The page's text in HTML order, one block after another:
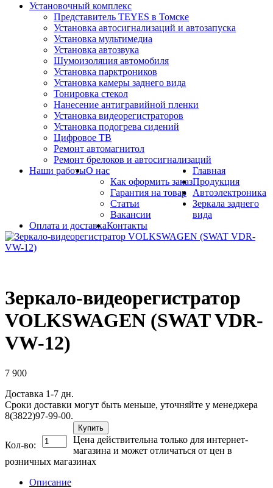
Установочный комплекс
Представитель TEYES в Томске
Установка автосигнализаций и автозапуска
Установка мультимедиа
Установка автозвука
Шумоизоляция автомобиля
Установка парктроников
Установка камеры заднего вида
Тонировка стекол
Нанесение антигравийной пленки
Установка видеорегистраторов
Установка подогрева сидений
Цифровое ТВ
Ремонт автомагнитол
Ремонт брелоков и автосигнализаций
Наши работыО нас
Как оформить заказ
Гарантия на товар
Статьи
Вакансии
Оплата и доставкаКонтакты
Главная
Продукция
Автоэлектроника
Зеркала заднего
вида
Зеркало-видеорегистратор
VOLKSWAGEN (SWAT VDR-
VW-12)
7 900
Доставка 1-7 дн.
Сроки доставки могут быть меньше, уточняйте у менеджера
8(3822)97-99-00.
Кол-во:
Купить
Цена действительна только для интернет-
магазина и может отличаться от цен в
розничных магазинах
Описание